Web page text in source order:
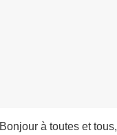
Bonjour à toutes et tous,